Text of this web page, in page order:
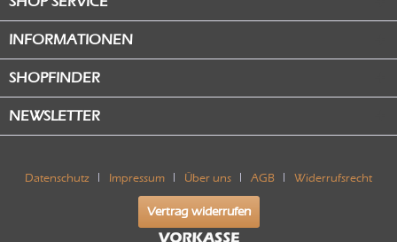
INFORMATIONEN
SHOPFINDER
NEWSLETTER
Datenschutz Impressum Über uns AGB Widerrufsrecht
Vertrag widerrufen